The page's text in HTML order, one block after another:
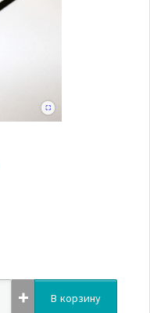
В корзину